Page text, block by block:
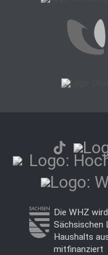
Die WHZ
Sächsischen
Haushalts
mitfinanziert